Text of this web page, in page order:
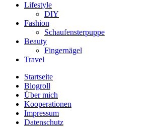
Lifestyle
DIY
Fashion
Schaufensterpuppe
Beauty
Fingernägel
Travel
Startseite
Blogroll
Über mich
Kooperationen
Impressum
Datenschutz